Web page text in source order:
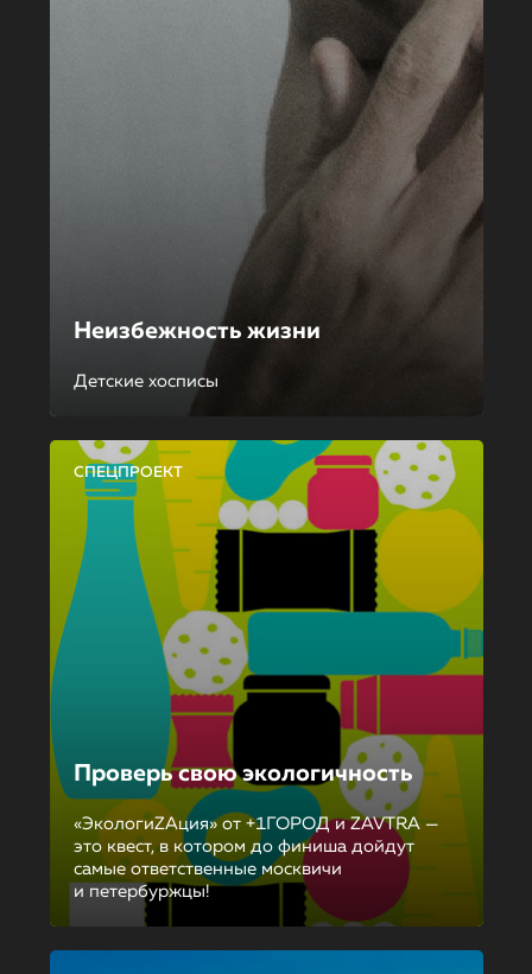
Неизбежность жизни
Детские хосписы
СПЕЦПРОЕКТ
Проверь свою экологичность
«ЭкологиZAция» от +1ГОРОД и ZAVTRA —
это квест, в котором до финиша дойдут
самые ответственные москвичи
и петербуржцы!